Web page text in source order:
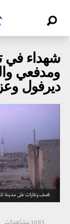
شهداء في
ومدفعي
ديرفول
قصف وغارات على مدينة